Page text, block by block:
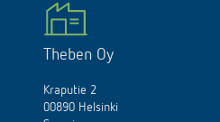
Theben Oy
Kraputie 2
00890 Helsinki